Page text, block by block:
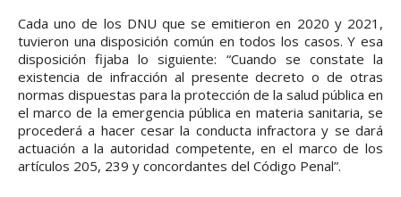
Cada uno de los DNU que se emitieron en 2020 y 2021,
tuvieron una disposición común en todos los casos. Y esa
disposición fijaba lo siguiente: “Cuando se constate la
existencia de infracción al presente decreto o de otras
normas dispuestas para la protección de la salud pública en
el marco de la emergencia pública en materia sanitaria, se
procederá a hacer cesar la conducta infractora y se dará
actuación a la autoridad competente, en el marco de los
artículos 205, 239 y concordantes del Código Penal”.